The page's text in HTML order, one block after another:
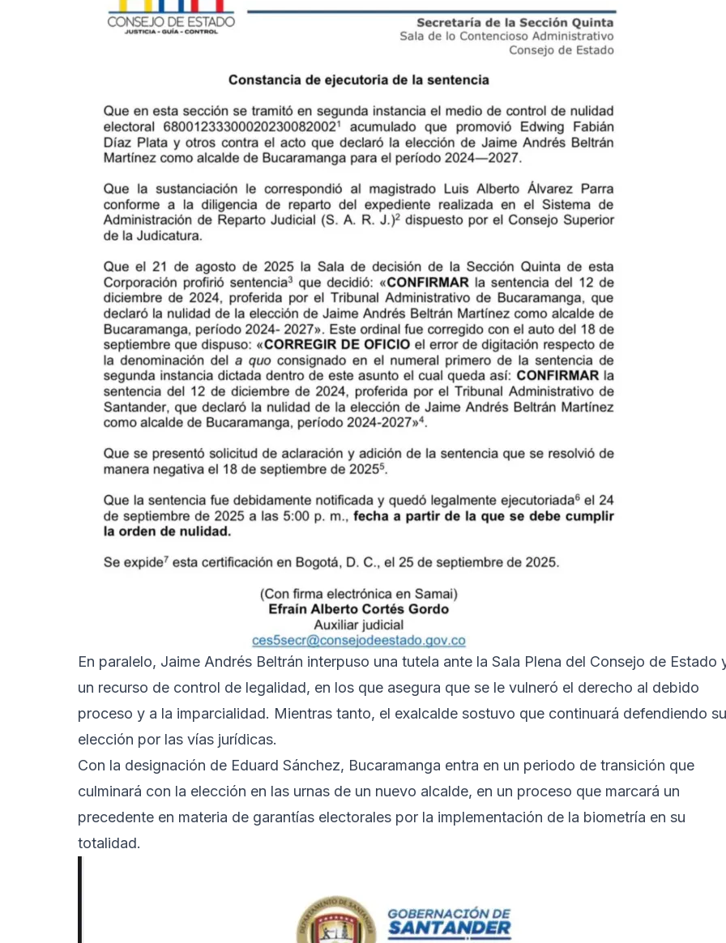
En paralelo, Jaime Andrés Beltrán interpuso una tutela ante la Sala Plena del Consejo de Estado
un recurso de control de legalidad, en los que asegura que se le vulneró el derecho al debido
proceso y a la imparcialidad. Mientras tanto, el exalcalde sostuvo que continuará defendiendo su
elección por las vías jurídicas.
Con la designación de Eduard Sánchez, Bucaramanga entra en un periodo de transición que
culminará con la elección en las urnas de un nuevo alcalde, en un proceso que marcará un
precedente en materia de garantías electorales por la implementación de la biometría en su
totalidad.